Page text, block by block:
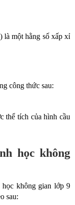
là một hằng số xấp xỉ
công thức sau:
thể tích của hình cầu
học không
không gian lớp 9
sau: